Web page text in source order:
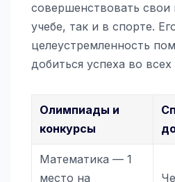
совершенствовать свои
учебе, так и в спорте.
целеустремленность
добиться успеха во всех
Олимпиады и
конкурсы
Математика — 1
место на